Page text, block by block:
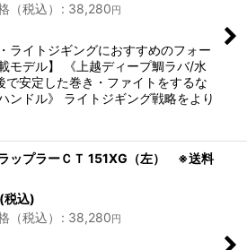
（税込）
: 38,280 円
ライトジギングにおすすめのフォー
モデル】 《上越ディープ鯛ラバ/水
で安定した巻き・ファイトをするな
ンドル》 ライトジギング戦略をより
ップラーＣＴ 151XG（左） ※送料
(税込)
（税込）
: 38,280 円